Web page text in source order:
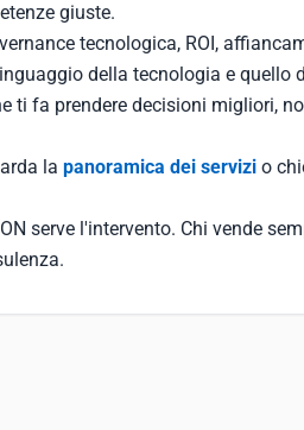
giuste.
tecnologica, ROI,
della tecnologia e quello
ti fa prendere decisioni migliori,
la panoramica dei servizi o
serve l'intervento. Chi vende